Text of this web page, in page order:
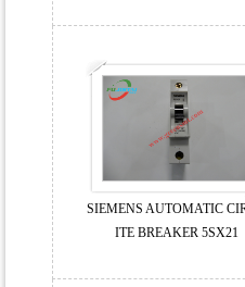
SIEMENS AUTOMATIC
ITE BREAKER 5SX21